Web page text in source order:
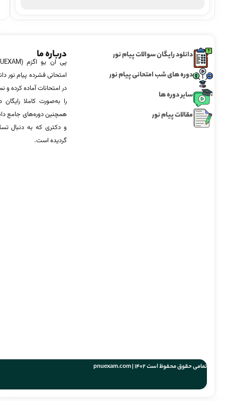
دانلود رایگان سوالات پیام نور
دوره های شب امتحانی پیام نور
سایر دوره ها
مقالات پیام نور
درباره ما
امتحانی فشرده پیام نور
در امتحانات آماده‌ کرده
را به‌صورت کاملا
همچنین دوره‌های جامع
و دکتری که به دنبال
گردیده است.
تمامی حقوق محفوظ است 1402 | pnuexam.com